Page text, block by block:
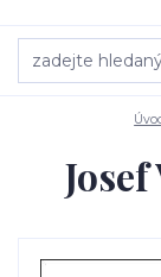
Josef